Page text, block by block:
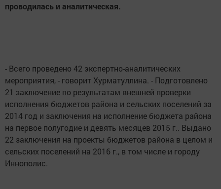
проводилась и аналитическая.
- Всего проведено 42 экспертно-аналитических
мероприятия, - говорит Хурматуллина. - Подготовлено
21 заключение по результатам внешней проверки
исполнения бюджетов района и сельских поселений за
2014 год и заключения на исполнение бюджета района
на первое полугодие и девять месяцев 2015 г.. Выдано
22 заключения на проекты бюджетов района в целом и
сельских поселений на 2016 г., в том числе и городу
Иннополис.